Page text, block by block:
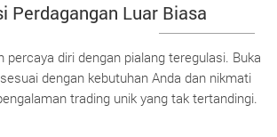
Perdagangan Luar Biasa
percaya diri dengan pialang teregulasi. Buka
dengan kebutuhan Anda dan nikmati
trading unik yang tak tertandingi.